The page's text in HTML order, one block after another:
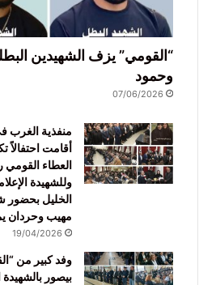
“القومي” يزف الشهيدين
وحمود
07/06/2026
منفذية الغرب
أقامت احتفالاً
العطاء
وللشهيدة
الخليل
مهيب وحردان
19/04/2026
وفد كبير من
بيصور بالشهيدة